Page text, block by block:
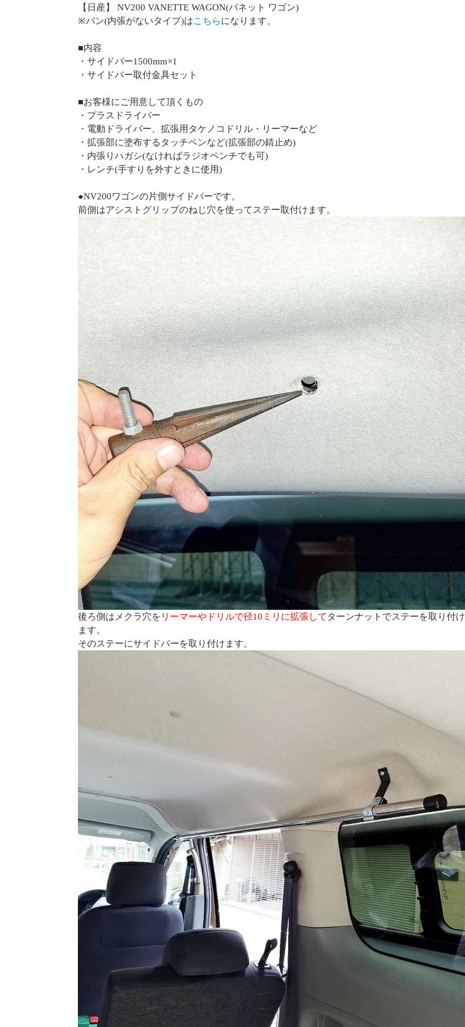
【日産】 NV200 VANETTE WAGON(バネット ワゴン)
※バン(内張がないタイプ)はこちらになります。
■内容
・サイドバー1500mm×1
・サイドバー取付金具セット
■お客様にご用意して頂くもの
・プラスドライバー
・電動ドライバー、拡張用タケノコドリル・リーマーなど
・拡張部に塗布するタッチペンなど(拡張部の錆止め)
・内張りハガシ(なければラジオペンチでも可)
・レンチ(手すりを外すときに使用)
●NV200ワゴンの片側サイドバーです。
前側はアシストグリップのねじ穴を使ってステー取付けます。
後ろ側はメクラ穴を リーマーやドリルで径10ミリに拡張して ターンナットでステーを取り付け
ます。
そのステーにサイドバーを取り付けます。